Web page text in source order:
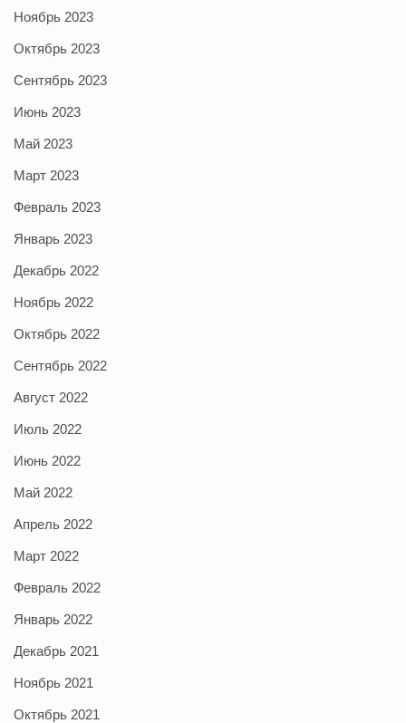
Ноябрь 2023
Октябрь 2023
Сентябрь 2023
Июнь 2023
Май 2023
Март 2023
Февраль 2023
Январь 2023
Декабрь 2022
Ноябрь 2022
Октябрь 2022
Сентябрь 2022
Август 2022
Июль 2022
Июнь 2022
Май 2022
Апрель 2022
Март 2022
Февраль 2022
Январь 2022
Декабрь 2021
Ноябрь 2021
Октябрь 2021